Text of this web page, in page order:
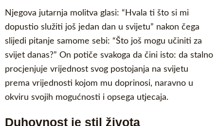
Njegova jutarnja molitva glasi: “Hvala ti što si mi
dopustio služiti još jedan dan u svijetu” nakon čega
slijedi pitanje samome sebi: “Što još mogu učiniti za
svijet danas?” On potiče svakoga da čini isto: da stalno
procjenjuje vrijednost svog postojanja na svijetu
prema vrijednosti kojom mu doprinosi, naravno u
okviru svojih mogućnosti i opsega utjecaja.
Duhovnost je stil života